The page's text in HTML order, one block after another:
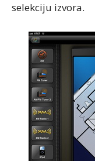
selekciju izvora.